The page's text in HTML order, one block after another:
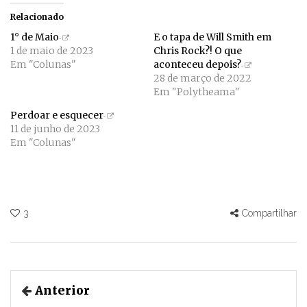
Relacionado
1° de Maio
1 de maio de 2023
Em "Colunas"
E o tapa de Will Smith em
Chris Rock?! O que
aconteceu depois?
28 de março de 2022
Em "Polytheama"
Perdoar e esquecer
11 de junho de 2023
Em "Colunas"
3 Compartilhar
Anterior